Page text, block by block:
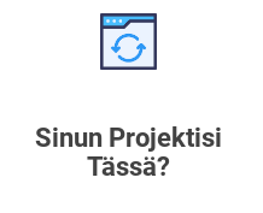
Sinun Projektisi
Tässä?